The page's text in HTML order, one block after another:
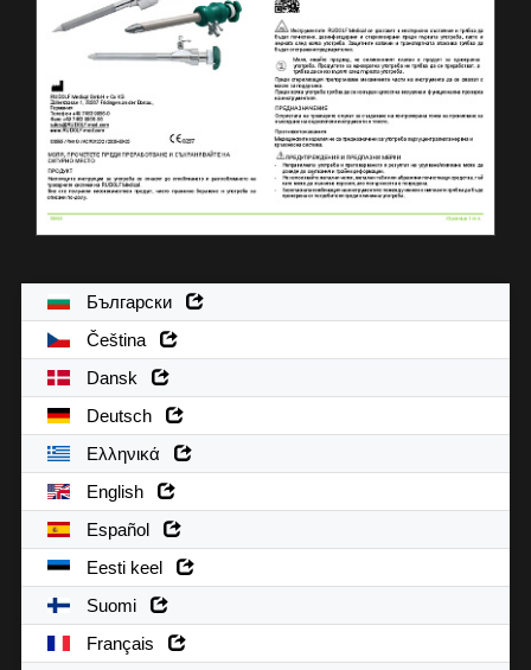
Български
Čeština
Dansk
Deutsch
Ελληνικά
English
Español
Eesti keel
Suomi
Français